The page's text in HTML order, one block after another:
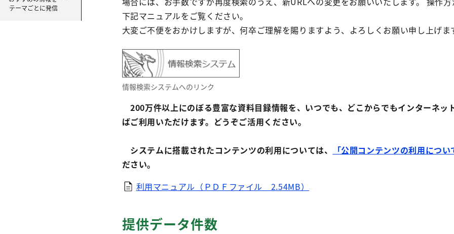
テーマごとに発信
下記マニュアルをご覧ください。
大変ご不便をおかけしますが、何卒ご理解を賜りますよう、よろしくお願い申し上げま
情報検索システムへのリンク
200万件以上にのぼる豊富な資料目録情報を、いつでも、どこからでもインターネッ
ばご利用いただけます。どうぞご活用ください。
システムに搭載されたコンテンツの利用については、 「公開コンテンツの利用につい
ださい。
利用マニュアル（ＰＤＦファイル 2.54MB）
提供データ件数